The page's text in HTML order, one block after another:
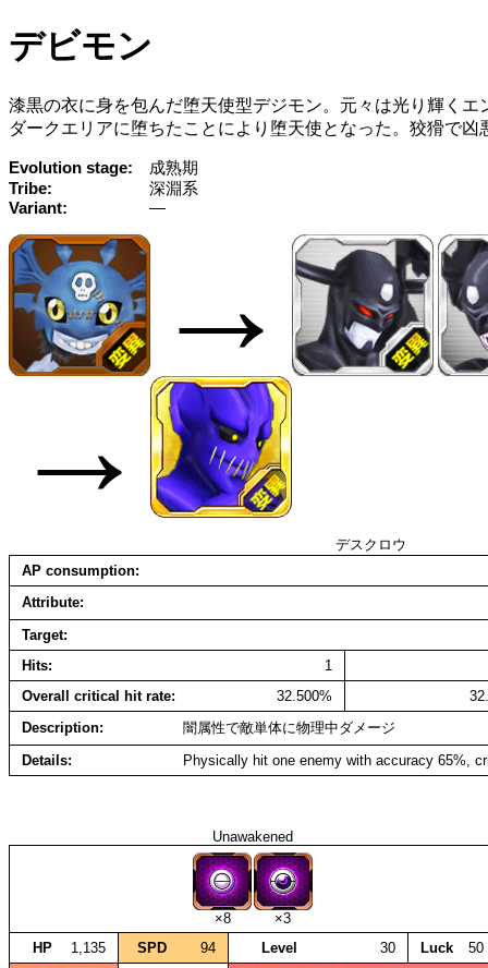
デビモン
漆黒の衣に身を包んだ堕天使型デジモン。元々は光り輝く
ダークエリアに堕ちたことにより堕天使となった。狡猾で
Evolution stage
成熟期
Tribe
深淵系
Variant
—
→
→
デスクロウ
AP consumption
Attribute
Target
Hits
1
Overall critical hit rate
32.500%
Description
闇属性で敵単体に物理中ダメージ
Details
Physically hit one enemy with accuracy 65%,
Unawakened
×8
×3
HP
1,135 SPD 94 Level 30 Luck
50